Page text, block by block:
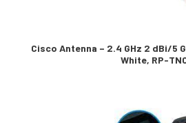
Cisco Antenna – 2.4 GHz 2 dBi/5
White, RP-